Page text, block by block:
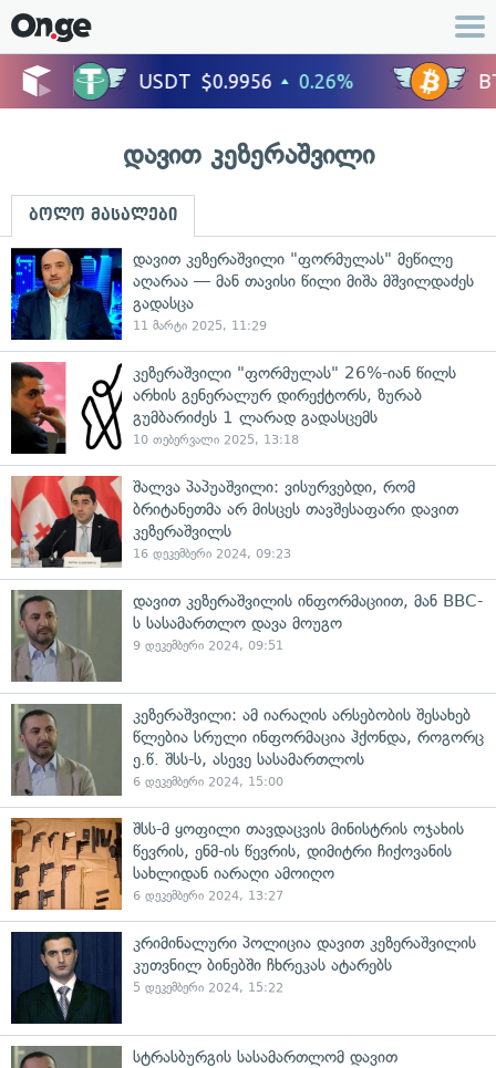
დავით კეზერაშვილი
ბოლო მასალები
დავით კეზერაშვილი "ფორმულას" მეწილე
აღარაა — მან თავისი წილი მიშა მშვილდაძეს
გადასცა
11 მარტი 2025, 11:29
კეზერაშვილი "ფორმულას" 26%-იან წილს
არხის გენერალურ დირექტორს, ზურაბ
გუმბარიძეს 1 ლარად გადასცემს
10 თებერვალი 2025, 13:18
შალვა პაპუაშვილი: ვისურვებდი, რომ
ბრიტანეთმა არ მისცეს თავშესაფარი დავით
კეზერაშვილს
16 დეკემბერი 2024, 09:23
დავით კეზერაშვილის ინფორმაციით, მან BBC-
ს სასამართლო დავა მოუგო
9 დეკემბერი 2024, 09:51
კეზერაშვილი: ამ იარაღის არსებობის შესახებ
წლებია სრული ინფორმაცია ჰქონდა, როგორც
ე.წ. შსს-ს, ასევე სასამართლოს
6 დეკემბერი 2024, 15:00
შსს-მ ყოფილი თავდაცვის მინისტრის ოჯახის
წევრის, ენმ-ის წევრის, დიმიტრი ჩიქოვანის
სახლიდან იარაღი ამოიღო
6 დეკემბერი 2024, 13:27
კრიმინალური პოლიცია დავით კეზერაშვილის
კუთვნილ ბინებში ჩხრეკას ატარებს
5 დეკემბერი 2024, 15:22
სტრასბურგის სასამართლომ დავით